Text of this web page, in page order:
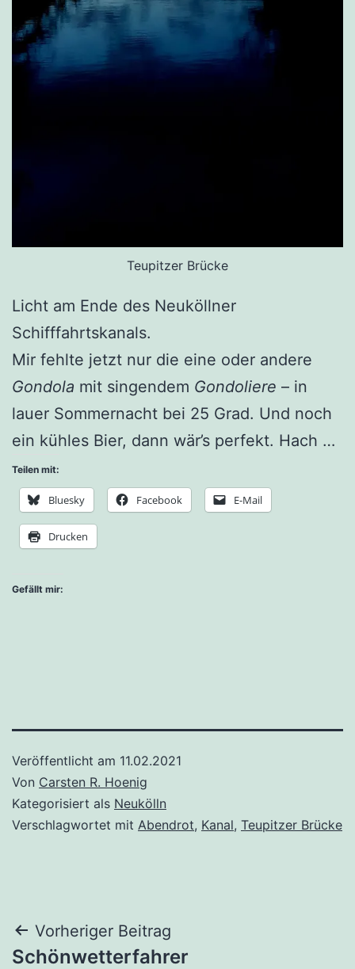
Teupitzer Brücke
Licht am Ende des Neuköllner
Schifffahrtskanals.
Mir fehlte jetzt nur die eine oder andere
Gondola mit singendem Gondoliere – in
lauer Sommernacht bei 25 Grad. Und noch
ein kühles Bier, dann wär’s perfekt. Hach …
Teilen mit:
Bluesky Facebook E-Mail
Drucken
Gefällt mir:
Veröffentlicht am 11.02.2021
Von Carsten R. Hoenig
Kategorisiert als Neukölln
Verschlagwortet mit Abendrot, Kanal, Teupitzer Brücke
Beitragsnavigation
Vorheriger Beitrag
Schönwetterfahrer